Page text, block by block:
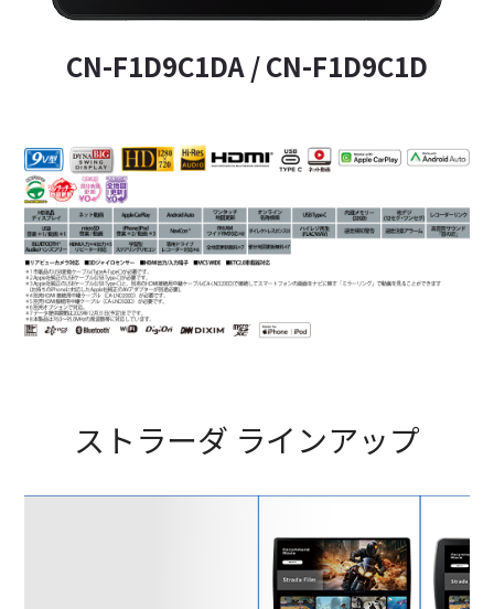
CN-F1D9C1DA / CN-F1D9C1D
ストラーダ ラインアップ